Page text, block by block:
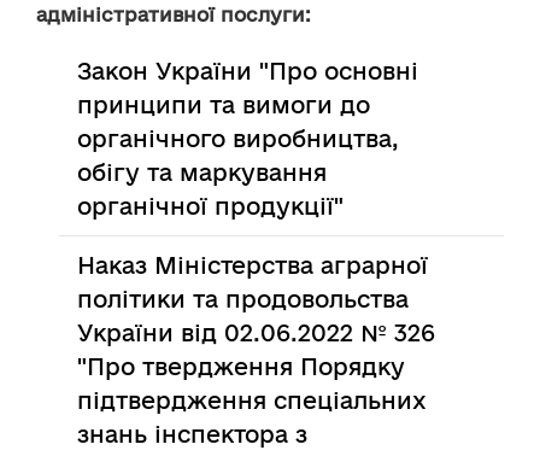
адміністративної послуги:
Закон України "Про основні
принципи та вимоги до
органічного виробництва,
обігу та маркування
органічної продукції"
Наказ Міністерства аграрної
політики та продовольства
України від 02.06.2022 № 326
"Про твердження Порядку
підтвердження спеціальних
знань інспектора з